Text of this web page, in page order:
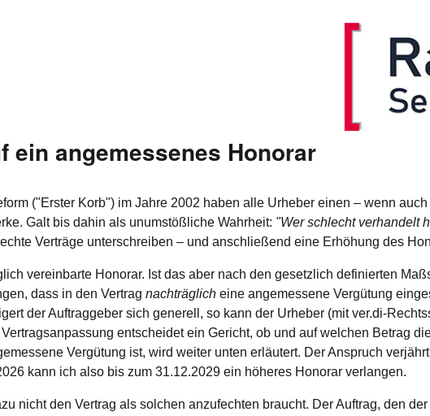
ein angemessenes Honorar
("Erster Korb") im Jahre 2002 haben alle Urheber einen – wenn
Galt bis dahin als unumstößliche Wahrheit: "Wer schlecht verhandelt
Verträge unterschreiben – und anschließend eine Erhöhung des
vereinbarte Honorar. Ist das aber nach den gesetzlich definierten
dass in den Vertragnachträglich eine angemessene Vergütung
der Auftraggeber sich generell, so kann der Urheber (mit ver.di-
entscheidet ein Gericht, ob und auf welchen Betrag
Vergütung ist, wird weiter unten erläutert. Der Anspruch
kann ich also bis zum 31.12.2029 ein höheres Honorar verlangen.
nicht den Vertrag als solchen anzufechten braucht. Der Auftrag, den